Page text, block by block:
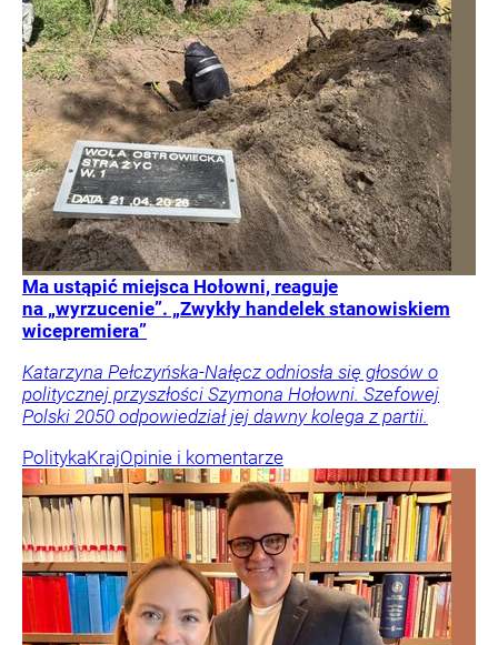
Ma ustąpić miejsca Hołowni, reaguje
na „wyrzucenie”. „Zwykły handelek stanowiskiem
wicepremiera”
Katarzyna Pełczyńska-Nałęcz odniosła się głosów o
politycznej przyszłości Szymona Hołowni. Szefowej
Polski 2050 odpowiedział jej dawny kolega z partii.
PolitykaKrajOpinie i komentarze